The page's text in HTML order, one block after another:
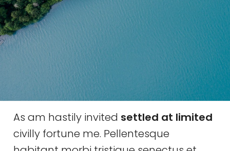
As am hastily invited settled at limited
civilly fortune me. Pellentesque